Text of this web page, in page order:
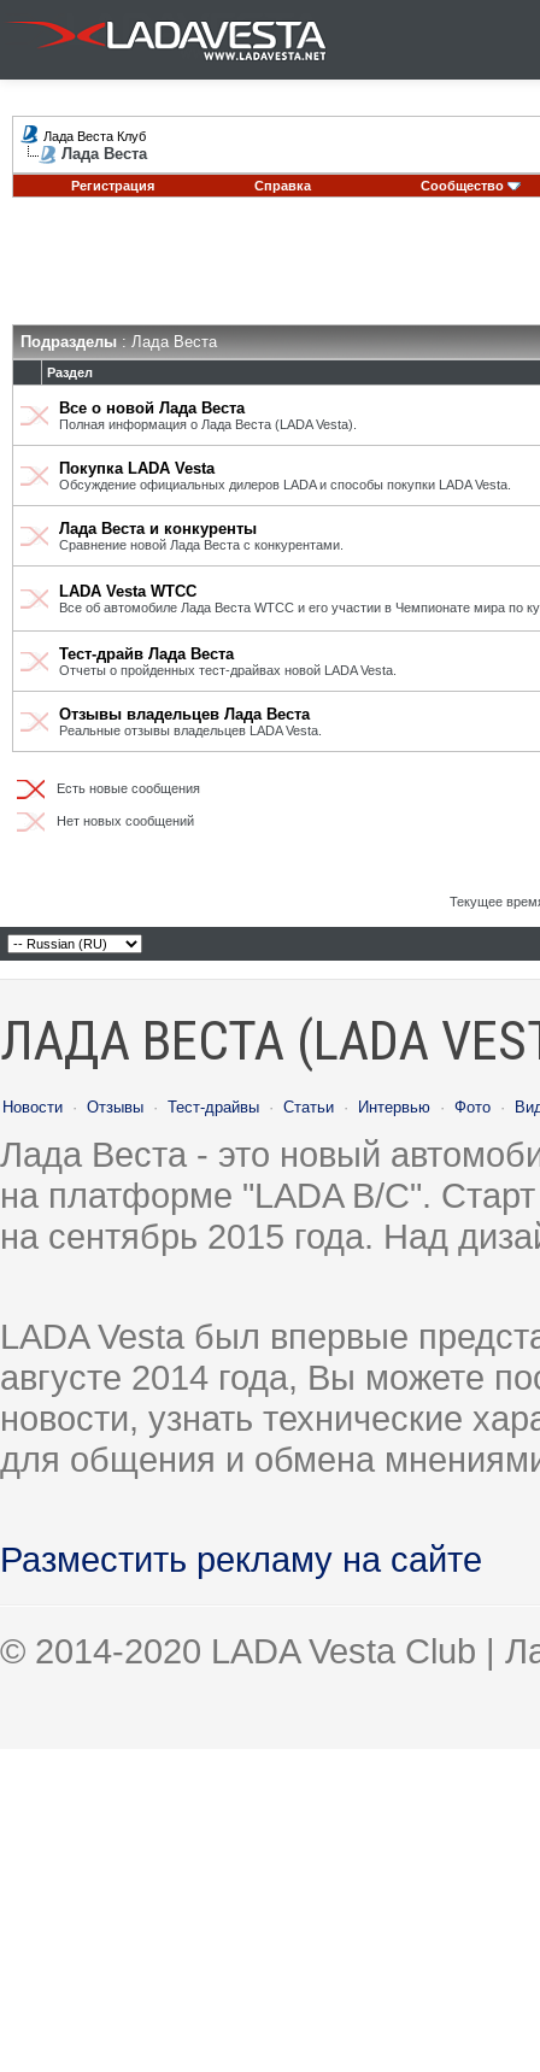
Лада Веста Клуб
Лада Веста
Регистрация Справка Сообщество
Подразделы: Лада Веста
Раздел
Все о новой Лада Веста
Полная информация о Лада Веста (LADA Vesta).
Покупка LADA Vesta
Обсуждение официальных дилеров LADA и способы покупки LADA Vesta.
Лада Веста и конкуренты
Сравнение новой Лада Веста с конкурентами.
LADA Vesta WTCC
Все об автомобиле Лада Веста WTCC и его участии в Чемпионате мира по
Тест-драйв Лада Веста
Отчеты о пройденных тест-драйвах новой LADA Vesta.
Отзывы владельцев Лада Веста
Реальные отзывы владельцев LADA Vesta.
Есть новые сообщения
Нет новых сообщений
Текущее
ЛАДА ВЕСТА (LADA
Новости · Отзывы · Тест-драйвы · Статьи · Интервью · Фото ·
Лада Веста - это новый
на платформе "LADA B/C".
на сентябрь 2015 года. Над
LADA Vesta был впервые
августе 2014 года, Вы можете
новости, узнать технические
для общения и обмена
Разместить рекламу на сайте
© 2014-2020 LADA Vesta Club |